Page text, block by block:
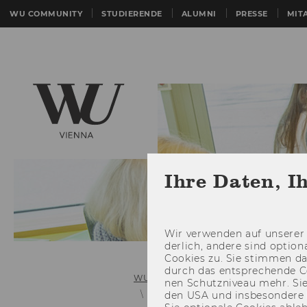
WU COMMUNITY STUDIERENDE ALUMNI PRESSE
WU (Wirtschaftsuniversität Wien)
Quantitative Finance
Overview
Ihre Daten,
Wir ver­wen­den auf
der­lich, an­de­re sind
Coo­kies zu. Sie stim­men
durch das ent­spre­chen­de
nen Schutz­ni­veau mehr.
den USA und